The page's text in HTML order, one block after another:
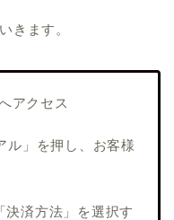
きます。
アクセス
ル」を押し、お客様
済方法」を選択す